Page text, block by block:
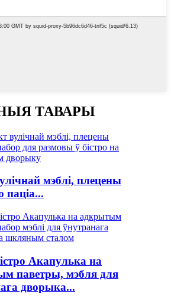
ТАВАРЫ
мэблі, плецены
паціа...
Акапулька на
паветры, мэбля для
дворыка...